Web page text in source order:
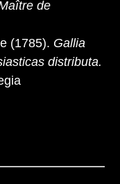
de
(1785). Gallia
distributa.